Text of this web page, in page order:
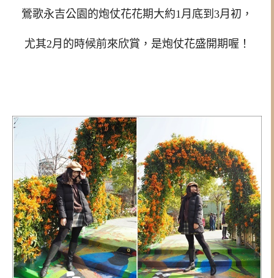
鶯歌永吉公園的炮仗花花期大約1月底到3月初，
尤其2月的時候前來欣賞，是炮仗花盛開期喔！